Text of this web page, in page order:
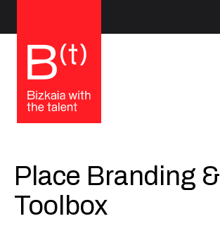
Place Branding &
Toolbox